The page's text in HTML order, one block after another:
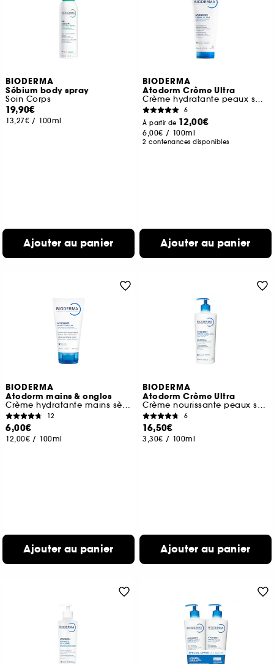
BIODERMA
Sébium body spray
Soin Corps
19,90€
13,27€ / 100ml
Ajouter au panier
BIODERMA
Atoderm Crème Ultra
Crème hydratante peaux sensibles et sèches
6
À partir de 12,00€
6,00€ / 100ml
2 contenances disponibles
Ajouter au panier
BIODERMA
Atoderm mains & ongles
Crème hydratante mains sèches abîmées
12
6,00€
12,00€ / 100ml
Ajouter au panier
BIODERMA
Atoderm Crème Ultra
Crème nourissante peaux sensibles normales à sèches
6
16,50€
3,30€ / 100ml
Ajouter au panier